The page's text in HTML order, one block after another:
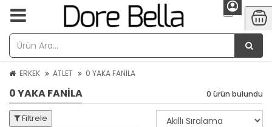
ERKEK ATLET 0 YAKA FANİLA
0 YAKA FANİLA 0 ürün bulundu
Filtrele